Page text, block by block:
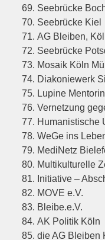
Seebrücke
Seebrücke Kiel
AG Bleiben,
Seebrücke
Mosaik Köln
Diakoniewerk
Lupine
Vernetzung
Humanistische
WeGe ins
MediNetz
Multikulturelle
Initiative –
MOVE e.V.
Bleibe.e.V.
AK Politik Köln
die AG Bleiben